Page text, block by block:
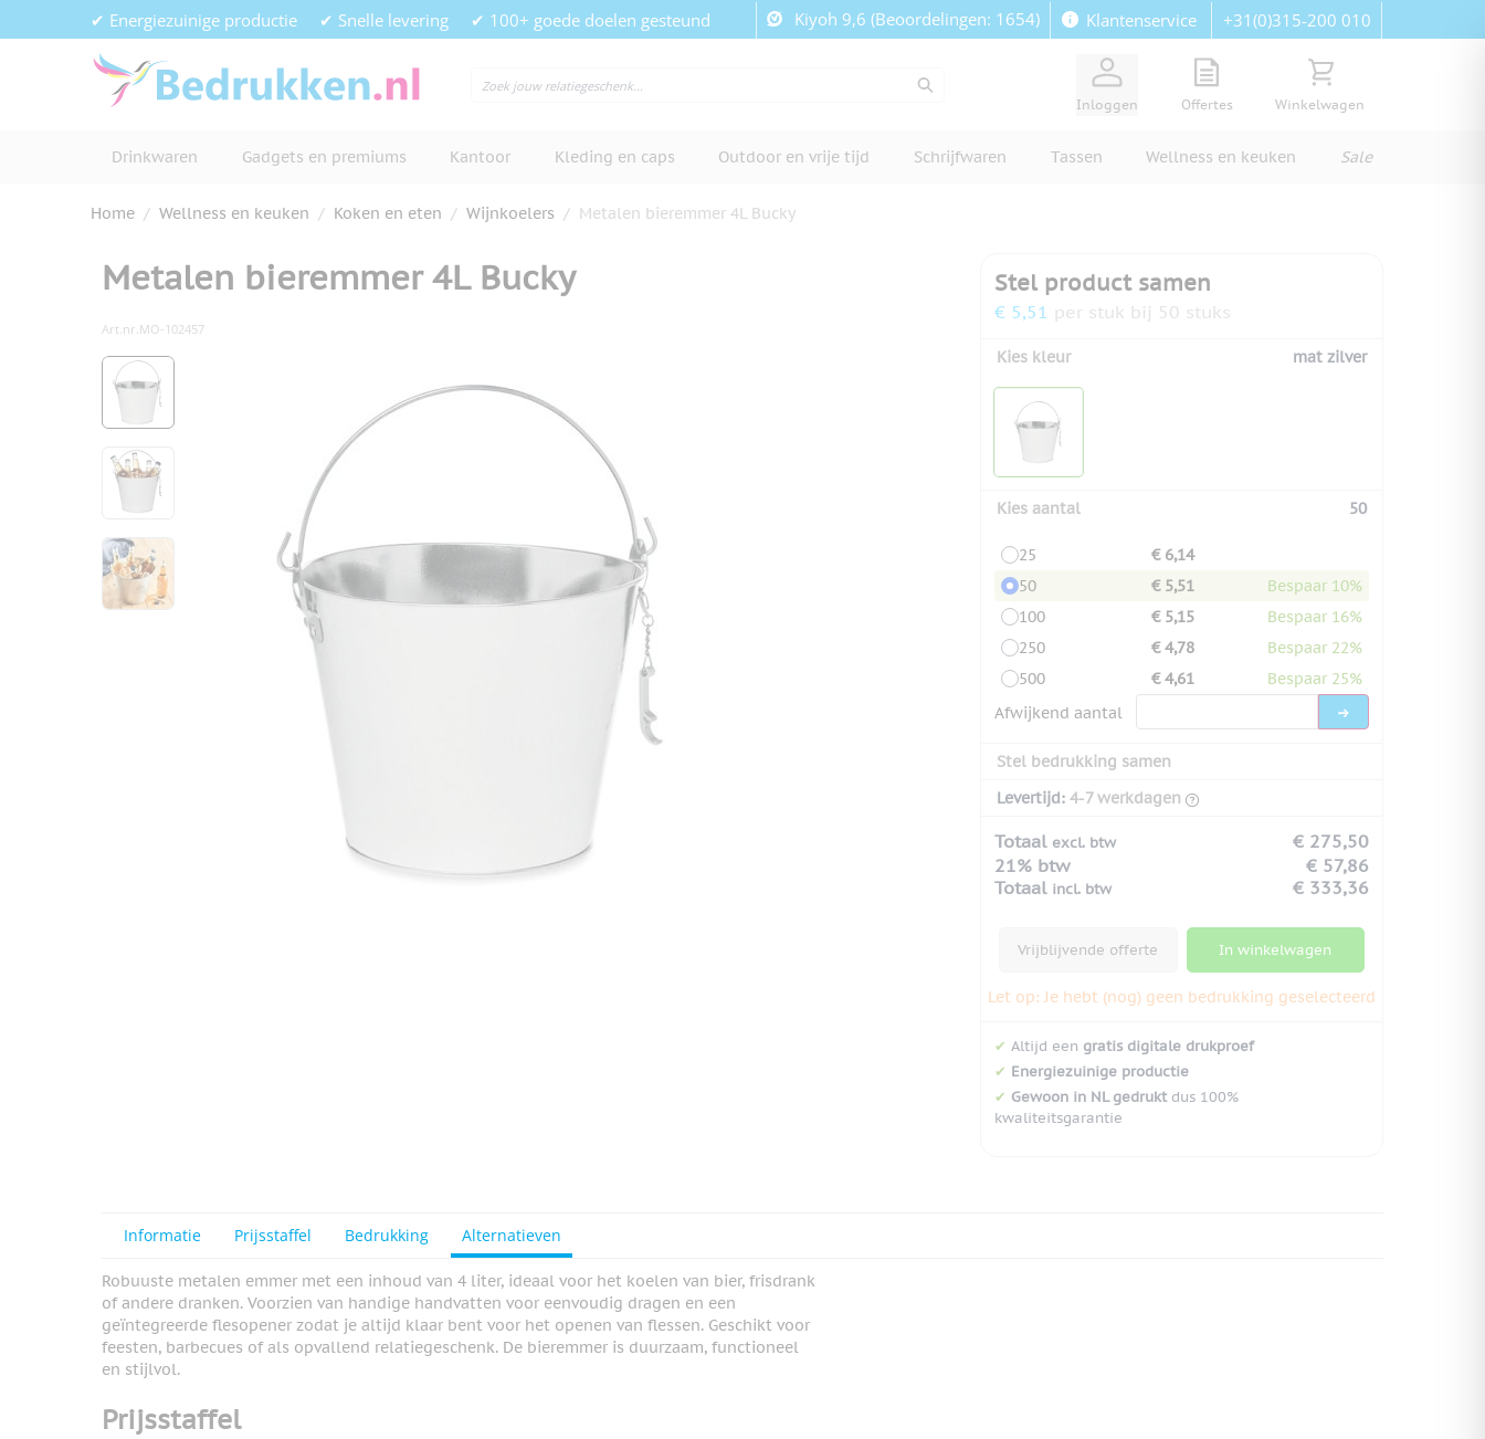
Ga naar de inhoud✔ Energiezuinige productie ✔ Snelle levering ✔ 100+ goede doelen gesteund Kiyoh 9,6 (Beoordelingen: 1654) Klantenservice +31(0)315-200 010
Inloggen
View quote, Quote is empty
Offertes
Bekijk winkelwagen,
Winkelwagen
Drinkwaren Gadgets en premiums Kantoor Kleding en caps Outdoor en vrije tijd Schrijfwaren Tassen Wellness en keuken Sale
Home / Wellness en keuken / Koken en eten / Wijnkoelers / Metalen bieremmer 4L Bucky
Metalen bieremmer 4L Bucky
Art.nr.MO-102457
View larger image
View larger image
View larger image
Stel product samen
€ 5,51 per stuk bij 50 stuks
Kies kleur mat zilver
Kies aantal 50
25
€ 6,14
50
€ 5,51
Bespaar 10%
100
€ 5,15
Bespaar 16%
250
€ 4,78
Bespaar 22%
500
€ 4,61
Bespaar 25%
Afwijkend aantal
Stel bedrukking samen
Levertijd: 4-7 werkdagen
Totaal excl. btw
€ 275,50
21% btw
€ 57,86
Totaal incl. btw € 333,36
Vrijblijvende offerte In winkelwagen
Let op: Je hebt (nog) geen bedrukking geselecteerd
✔ Altijd een gratis digitale drukproef
✔ Energiezuinige productie
✔ Gewoon in NL gedruktdus 100%
kwaliteitsgarantie
Informatie Prijsstaffel Bedrukking Alternatieven
Robuuste metalen emmer met een inhoud van 4 liter, ideaal voor het koelen van bier, frisdrank
of andere dranken. Voorzien van handige handvatten voor eenvoudig dragen en een
geïntegreerde flesopener zodat je altijd klaar bent voor het openen van flessen. Geschikt voor
feesten, barbecues of als opvallend relatiegeschenk. De bieremmer is duurzaam, functioneel
en stijlvol.
Prijsstaffel